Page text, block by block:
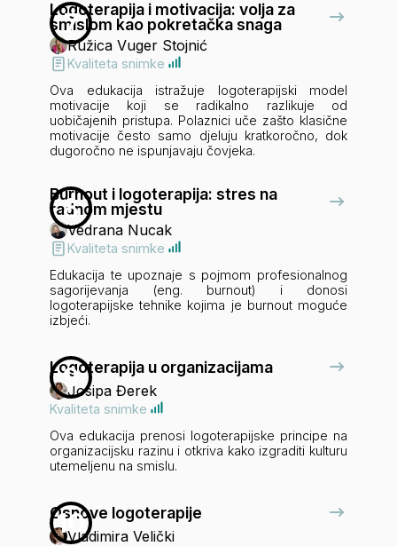
7
Logoterapija i motivacija: volja za
smislom kao pokretačka snaga
Ružica Vuger Stojnić
Kvaliteta snimke
Ova edukacija istražuje logoterapijski model
motivacije koji se radikalno razlikuje od
uobičajenih pristupa. Polaznici uče zašto klasične
motivacije često samo djeluju kratkoročno, dok
dugoročno ne ispunjavaju čovjeka.
8
Burnout i logoterapija: stres na
radnom mjestu
Vedrana Nucak
Kvaliteta snimke
Edukacija te upoznaje s pojmom profesionalnog
sagorijevanja (eng. burnout) i donosi
logoterapijske tehnike kojima je burnout moguće
izbjeći.
9
Logoterapija u organizacijama
Josipa Đerek
Kvaliteta snimke
Ova edukacija prenosi logoterapijske principe na
organizacijsku razinu i otkriva kako izgraditi kulturu
utemeljenu na smislu.
10
Osnove logoterapije
Vladimira Velički